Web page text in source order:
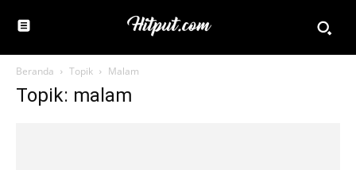
Beranda Topik Malam
Topik: malam